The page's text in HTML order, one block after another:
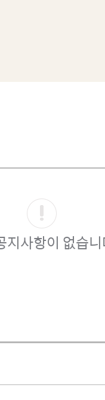
지사항이 없습